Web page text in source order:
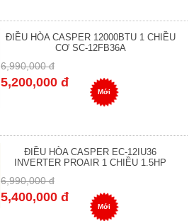
ĐIỀU HÒA CASPER 12000BTU 1 CHIỀU
CƠ SC-12FB36A
6,990,000 đ
5,200,000 đ
Mới
ĐIỀU HÒA CASPER EC-12IU36
INVERTER PROAIR 1 CHIỀU 1.5HP
6,990,000 đ
5,400,000 đ
Mới